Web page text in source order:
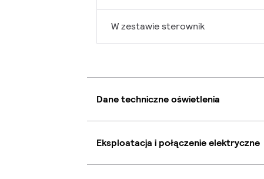
W zestawie sterownik
Dane techniczne oświetlenia
Eksploatacja i połączenie elektryczne